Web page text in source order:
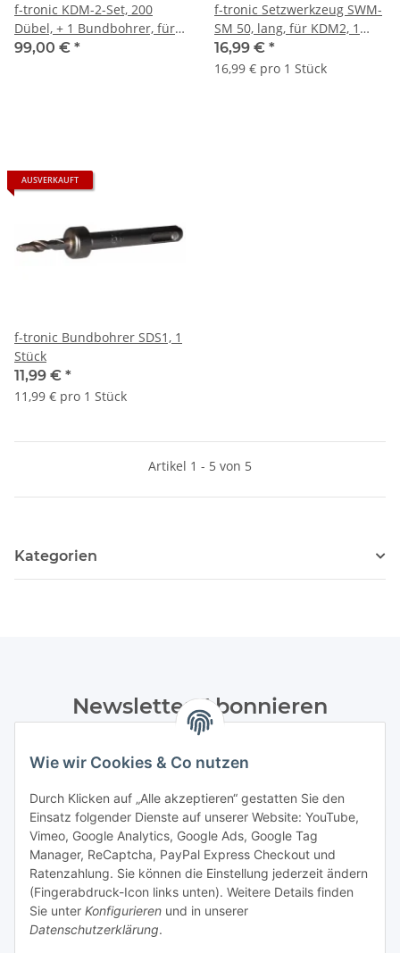
Wie wir Cookies & Co nutzen
Durch Klicken auf „Alle akzeptieren“ gestatten Sie den
Einsatz folgender Dienste auf unserer Website: YouTube,
Vimeo, Google Analytics, Google Ads, Google Tag
Manager, ReCaptcha, PayPal Express Checkout und
Ratenzahlung. Sie können die Einstellung jederzeit ändern
(Fingerabdruck-Icon links unten). Weitere Details finden
Sie unter Konfigurieren und in unserer
Datenschutzerklärung.
f-tronic KDM-2-Set, 200
Dübel, + 1 Bundbohrer, für
Sammelhalter
99,00 € *
f-tronic Setzwerkzeug SWM-
SM 50, lang, für KDM2, 1
Stück
16,99 € *
16,99 € pro 1 Stück
AUSVERKAUFT
f-tronic Bundbohrer SDS1, 1
Stück
11,99 € *
11,99 € pro 1 Stück
Artikel 1 - 5 von 5
Kategorien
Newsletter Abonnieren
Datenschutzerklärungregelmäßig und jederzeit widerruflich
Abonnieren
Informationen
Gesetzliche Informationen